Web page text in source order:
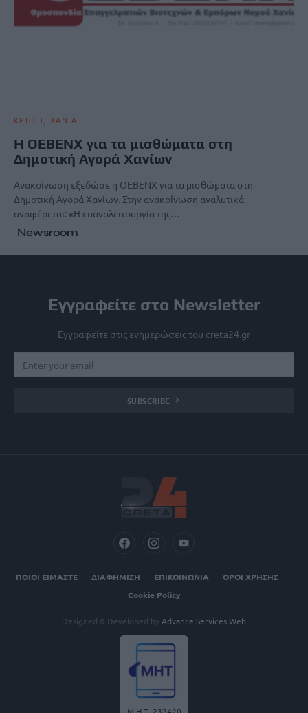
ΚΡΗΤΗ ΧΑΝΙΑ
Η ΟΕΒΕΝΧ για τα μισθώματα στη
Δημοτική Αγορά Χανίων
Ανακοίνωση εξεδώσε η ΟΕΒΕΝΧ για τα μισθώματα στη
Δημοτική Αγορά Χανίων. Στην ανακοίνωση αναλυτικά
αναφέρεται: «Η επαναλειτουργία της…
Newsroom
Εγγραφείτε στο Newsletter
Εγγραφείτε στις ενημερώσεις του creta24.gr
SUBSCRIBE
ΠΟΙΟΙ ΕΙΜΑΣΤΕ ΔΙΑΦΗΜΙΣΗ ΕΠΙΚΟΙΝΩΝΙΑ
ΟΡΟΙ ΧΡΗΣΗΣ
Cookie Policy
Designed & Developed by Advance Services Web